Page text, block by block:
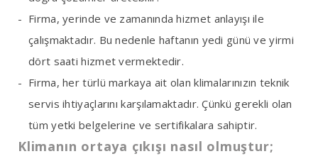
Firma, yerinde ve zamanında hizmet anlayışı ile
çalışmaktadır. Bu nedenle haftanın yedi günü ve yirmi
dört saati hizmet vermektedir.
Firma, her türlü markaya ait olan klimalarınızın teknik
servis ihtiyaçlarını karşılamaktadır. Çünkü gerekli olan
tüm yetki belgelerine ve sertifikalara sahiptir.
Klimanın ortaya çıkışı nasıl olmuştur;